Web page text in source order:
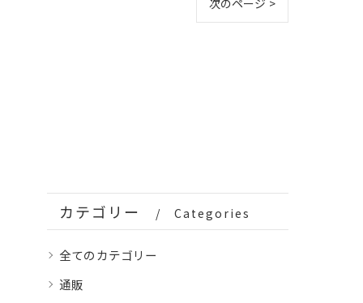
次のページ >
カテゴリー Categories
全てのカテゴリー
通販